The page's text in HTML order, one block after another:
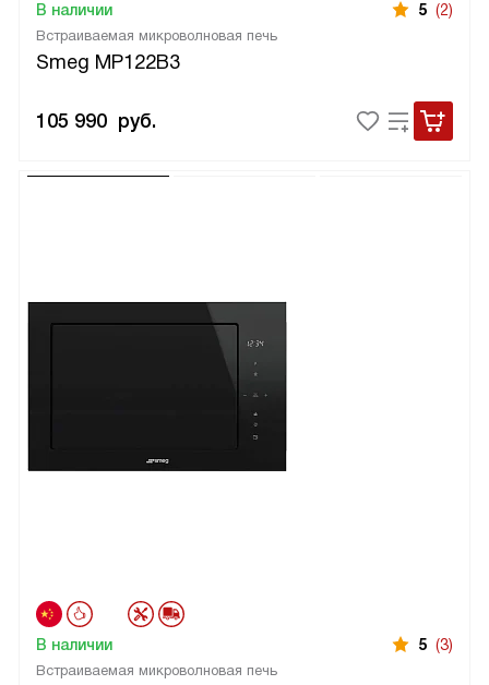
Встраиваемая микроволновая печь
Smeg MP122B3
В наличии 5 (2)
105 990 руб.
Встраиваемая микроволновая печь
В наличии 5 (3)